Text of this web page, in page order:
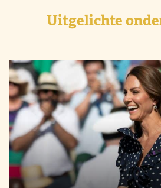
Uitgelichte